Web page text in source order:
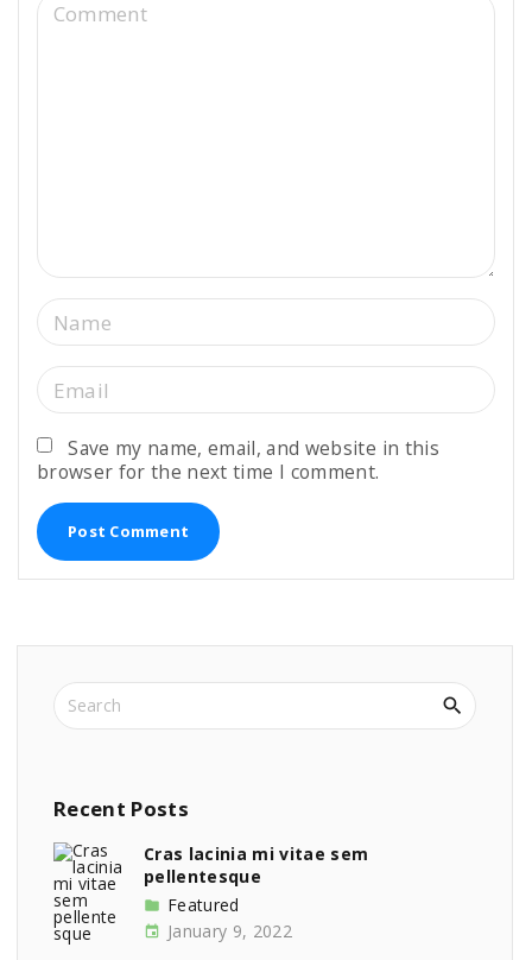
N
m
e
*
E
m
a
i
*
Save my name, email, and website in this
browser for the next time I comment.
Recent Posts
Cras lacinia mi vitae sem
pellentesque
Featured
January 9, 2022